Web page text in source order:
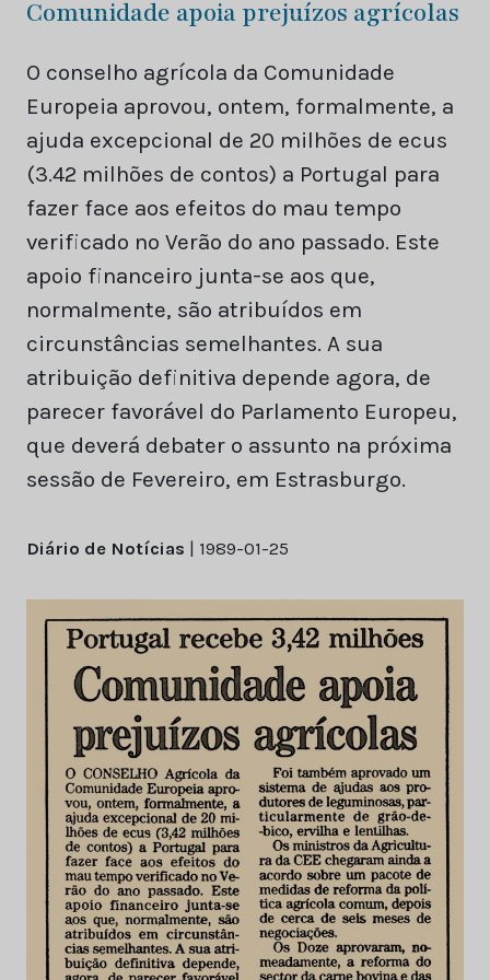
Comunidade apoia prejuízos agrícolas
O conselho agrícola da Comunidade
Europeia aprovou, ontem, formalmente, a
ajuda excepcional de 20 milhões de ecus
(3.42 milhões de contos) a Portugal para
fazer face aos efeitos do mau tempo
verificado no Verão do ano passado. Este
apoio financeiro junta-se aos que,
normalmente, são atribuídos em
circunstâncias semelhantes. A sua
atribuição definitiva depende agora, de
parecer favorável do Parlamento Europeu,
que deverá debater o assunto na próxima
sessão de Fevereiro, em Estrasburgo.
Diário de Notícias | 1989-01-25